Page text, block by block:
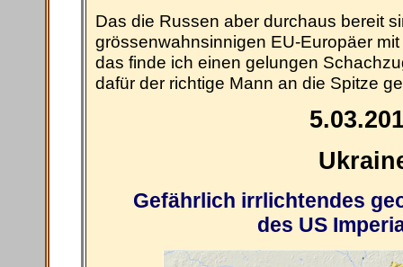
Das die Russen aber durchaus bereit
grössenwahnsinnigen EU-Europäer
das finde ich einen gelungen
dafür der richtige Mann an die Spitze
Gefährlich irrlichtendes
des US